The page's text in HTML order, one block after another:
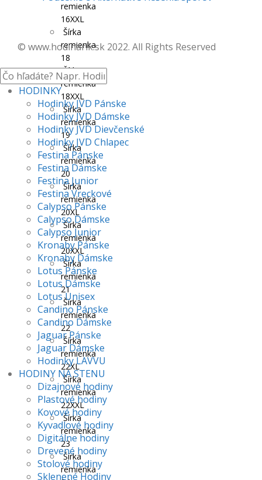
remienka
16XXL
Šírka
remienka
18
Šírka
remienka
18XXL
Šírka
remienka
19
Šírka
remienka
20
Šírka
remienka
20XL
Šírka
remienka
20XXL
Šírka
remienka
21
Šírka
remienka
22
Šírka
remienka
22XL
Šírka
remienka
22XXL
Šírka
remienka
23
Šírka
remienka
© www.hodinarik.sk 2022. All Rights Reserved
HODINKY
Hodinky JVD Pánske
Hodinky JVD Dámske
Hodinky JVD Dievčenské
Hodinky JVD Chlapec
Festina Pánske
Festina Dámske
Festina Junior
Festina Vreckové
Calypso Pánske
Calypso Dámske
Calypso Junior
Kronaby Pánske
Kronaby Dámske
Lotus Pánske
Lotus Dámske
Lotus Unisex
Candino Pánske
Candino Dámske
Jaguar Pánske
Jaguar Dámske
Hodinky LAVVU
HODINY NA STENU
Dizajnové hodiny
Plastové hodiny
Kovové hodiny
Kyvadlové hodiny
Digitálne hodiny
Drevené hodiny
Stolové hodiny
Sklenené Hodiny